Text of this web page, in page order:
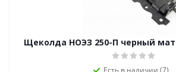
Щеколда НОЭЗ 250-П черный
Есть в наличии (7)